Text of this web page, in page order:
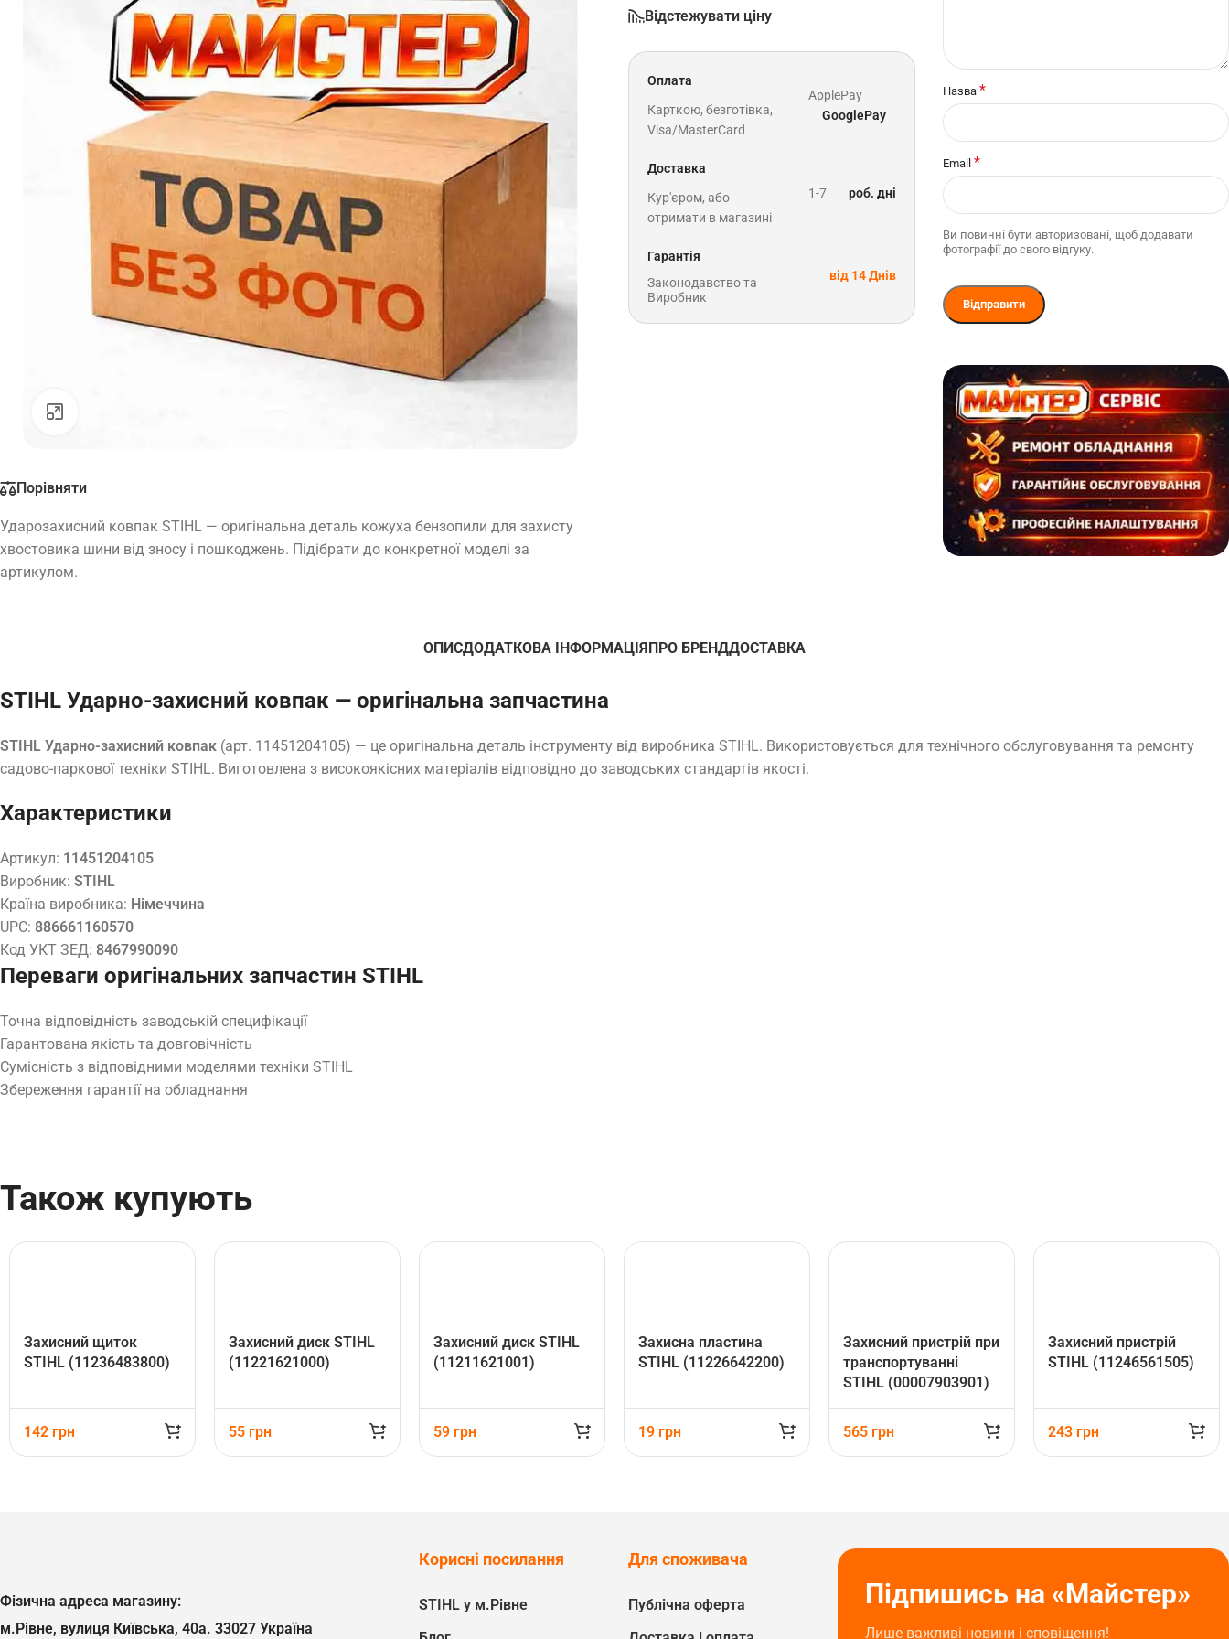
Порівняти
Ударозахисний ковпак STIHL — оригінальна деталь кожуха бензопили для захисту
хвостовика шини від зносу і пошкоджень. Підібрати до конкретної моделі за
артикулом.
Відстежувати ціну
Оплата
Карткою, безготівка,
Visa/MasterCard
ApplePay
GooglePay
Доставка
Кур'єром, або
отримати в магазині
1-7 роб. дні
Гарантія
Законодавство та
Виробник
від 14 Днів
Назва *
Email *
Ви повинні бути авторизовані, щоб додавати
фотографії до свого відгуку.
ОПИСДОДАТКОВА ІНФОРМАЦІЯПРО БРЕНДДОСТАВКА
STIHL Ударно-захисний ковпак — оригінальна запчастина
STIHL Ударно-захисний ковпак (арт. 11451204105) — це оригінальна деталь інструменту від виробника STIHL. Використовується для технічного обслуговування та ремонту
садово-паркової техніки STIHL. Виготовлена з високоякісних матеріалів відповідно до заводських стандартів якості.
Характеристики
Артикул: 11451204105
Виробник: STIHL
Країна виробника: Німеччина
UPC: 886661160570
Код УКТ ЗЕД: 8467990090
Переваги оригінальних запчастин STIHL
Точна відповідність заводській специфікації
Гарантована якість та довговічність
Сумісність з відповідними моделями техніки STIHL
Збереження гарантії на обладнання
Також купують
Захисний щиток
STIHL (11236483800)
142 грн
Захисний диск STIHL
(11221621000)
55 грн
Захисний диск STIHL
(11211621001)
59 грн
Захисна пластина
STIHL (11226642200)
19 грн
Захисний пристрій при
транспортуванні
STIHL (00007903901)
565 грн
Захисний пристрій
STIHL (11246561505)
243 грн
Фізична адреса магазину:
м.Рівне, вулиця Київська, 40а. 33027 Україна
Корисні посилання
STIHL у м.Рівне
Для споживача
Публічна оферта
Підпишись на «Майстер»
Лише важливі новини і сповіщення!